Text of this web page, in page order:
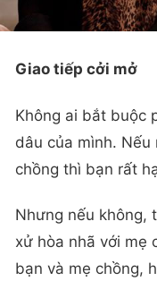
Giao tiếp cởi mở
Không ai bắt buộc
dâu của mình.
chồng thì bạn rất
Nhưng nếu không,
xử hòa nhã với mẹ
bạn và mẹ chồng,